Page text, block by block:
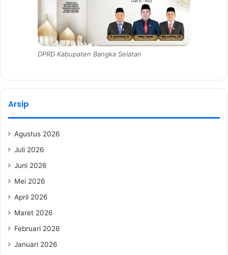
DPRD Kabupaten Bangka Selatan
Arsip
Agustus 2026
Juli 2026
Juni 2026
Mei 2026
April 2026
Maret 2026
Februari 2026
Januari 2026